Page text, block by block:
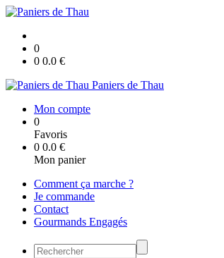
0
0 0.0 €
Paniers de Thau
Mon compte
0
Favoris
0 0.0 €
Mon panier
Comment ça marche ?
Je commande
Contact
Gourmands Engagés